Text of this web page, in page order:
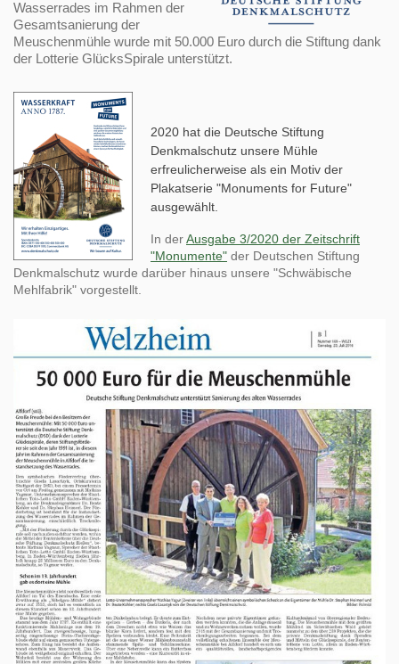
Wasserrades im Rahmen der
Gesamtsanierung der
Meuschenmühle wurde mit 50.000 Euro durch die Stiftung dank
der Lotterie GlücksSpirale unterstützt.
2020 hat die Deutsche Stiftung
Denkmalschutz unsere Mühle
erfreulicherweise als ein Motiv der
Plakatserie "Monuments for Future"
ausgewählt.
In derAusgabe 3/2020 der Zeitschrift
"Monumente" der Deutschen Stiftung
Denkmalschutz wurde darüber hinaus unsere "Schwäbische
Mehlfabrik" vorgestellt.